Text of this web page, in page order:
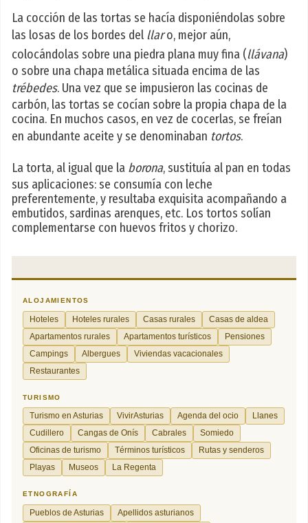
La cocción de las tortas se hacía disponiéndolas sobre
las losas de los bordes del llaro, mejor aún,
colocándolas sobre una piedra plana muy fina (llávana)
o sobre una chapa metálica situada encima de las
trébedes. Una vez que se impusieron las cocinas de
carbón, las tortas se cocían sobre la propia chapa de la
cocina. En muchos casos, en vez de cocerlas, se freían
en abundante aceite y se denominaban tortos.
La torta, al igual que la borona, sustituía al pan en todas
sus aplicaciones: se consumía con leche
preferentemente, y resultaba exquisita acompañando a
embutidos, sardinas arenques, etc. Los tortos solían
complementarse con huevos fritos y chorizo.